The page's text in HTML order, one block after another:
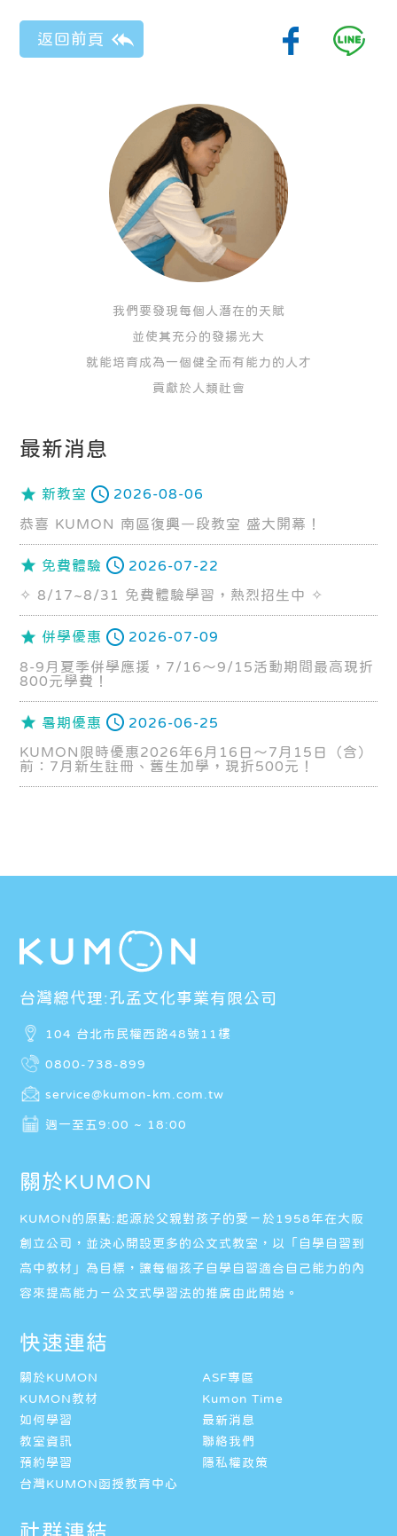
我們要發現每個人潛在的天賦
並使其充分的發揚光大
就能培育成為一個健全而有能力的人才
貢獻於人類社會
最新消息
新教室 2026-08-06
恭喜 KUMON 南區復興一段教室 盛大開幕！
免費體驗 2026-07-22
✧ 8/17~8/31 免費體驗學習，熱烈招生中 ✧
併學優惠 2026-07-09
8-9月夏季併學應援，7/16～9/15活動期間最高現折
800元學費！
暑期優惠 2026-06-25
KUMON限時優惠2026年6月16日～7月15日（含）
前：7月新生註冊、舊生加學，現折500元！
台灣總代理:孔孟文化事業有限公司
104 台北市民權西路48號11樓
0800-738-899
service@kumon-km.com.tw
週一至五9:00 ~ 18:00
關於KUMON
KUMON的原點:起源於父親對孩子的愛－於1958年在大阪
創立公司，並決心開設更多的公文式教室，以「自學自習到
高中教材」為目標，讓每個孩子自學自習適合自己能力的內
容來提高能力－公文式學習法的推廣由此開始。
快速連結
關於KUMON
ASF專區
KUMON教材
Kumon Time
如何學習
最新消息
教室資訊
聯絡我們
預約學習
隱私權政策
台灣KUMON函授教育中心